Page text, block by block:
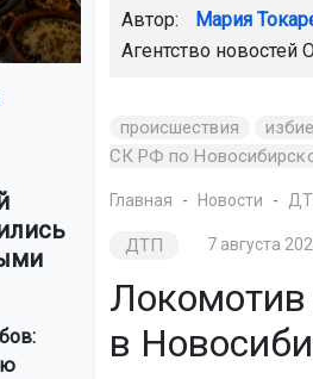
Автор: Мария
Агентство новостей
происшествия
СК РФ по
Главная Новости
ДТП 7 августа
Локомотив
в